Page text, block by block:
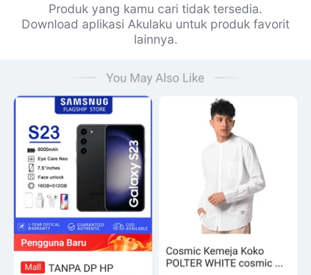
Produk yang kamu cari tidak tersedia.
Download aplikasi Akulaku untuk produk favorit
lainnya.